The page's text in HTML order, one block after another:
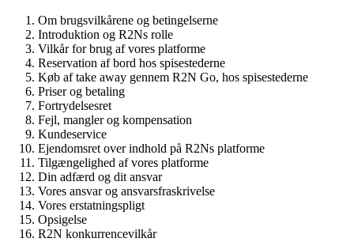
Om brugsvilkårene og betingelserne
Introduktion og R2Ns rolle
Vilkår for brug af vores platforme
Reservation af bord hos spisestederne
Køb af take away gennem R2N Go, hos spisestederne
Priser og betaling
Fortrydelsesret
Fejl, mangler og kompensation
Kundeservice
Ejendomsret over indhold på R2Ns platforme
Tilgængelighed af vores platforme
Din adfærd og dit ansvar
Vores ansvar og ansvarsfraskrivelse
Vores erstatningspligt
Opsigelse
R2N konkurrencevilkår